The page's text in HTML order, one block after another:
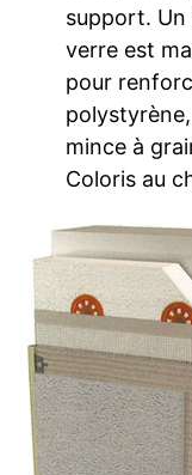
support. Un
verre est
pour
mince à
Coloris au